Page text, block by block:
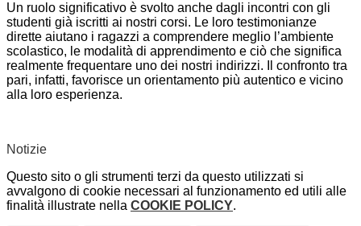
Un ruolo significativo è svolto anche dagli incontri con gli
studenti già iscritti ai nostri corsi. Le loro testimonianze
dirette aiutano i ragazzi a comprendere meglio l’ambiente
scolastico, le modalità di apprendimento e ciò che significa
realmente frequentare uno dei nostri indirizzi. Il confronto tra
pari, infatti, favorisce un orientamento più autentico e vicino
alla loro esperienza.
Notizie
Questo sito o gli strumenti terzi da questo utilizzati si
avvalgono di cookie necessari al funzionamento ed utili alle
finalità illustrate nella COOKIE POLICY.